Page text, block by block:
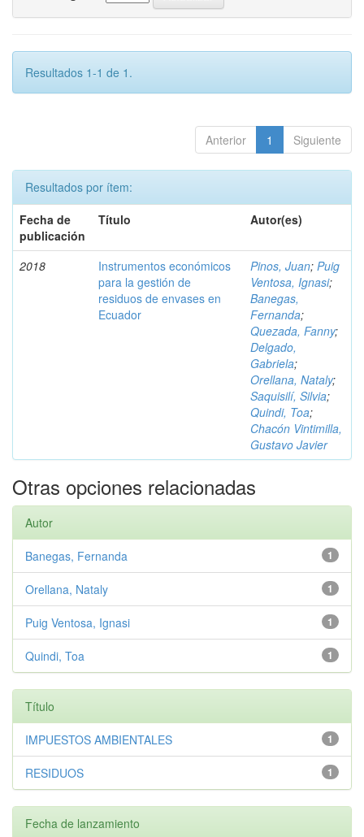
Resultados 1-1 de 1.
Anterior 1 Siguiente
Resultados por ítem:
Fecha de
publicación
Título Autor(es)
2018
Instrumentos económicos
para la gestión de
residuos de envases en
Ecuador
Pinos, Juan; Puig
Ventosa, Ignasi;
Banegas,
Fernanda;
Quezada, Fanny;
Delgado,
Gabriela;
Orellana, Nataly;
Saquisilí, Silvia;
Quindi, Toa;
Chacón Vintimilla,
Gustavo Javier
Otras opciones relacionadas
Autor
1
Banegas, Fernanda
1
Orellana, Nataly
1
Puig Ventosa, Ignasi
1
Quindi, Toa
Título
1
IMPUESTOS AMBIENTALES
1
RESIDUOS
Fecha de lanzamiento